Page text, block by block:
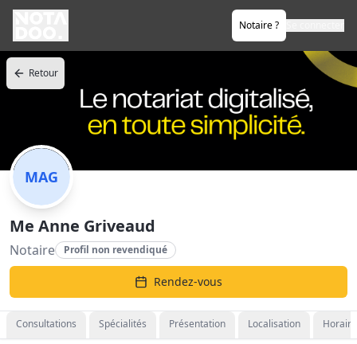
Notaire ?
Retour
MAG
Me Anne Griveaud
Notaire Profil non revendiqué
Rendez-vous
Consultations Spécialités Présentation Localisation